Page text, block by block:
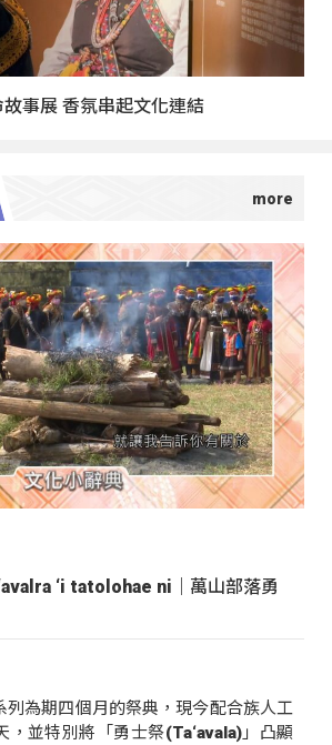
事展 香氛串起文化連結
‘i tatolohae ni｜萬山部落勇
列為期四個月的祭典，現今配合族人工
，並特別將「勇士祭(Ta‘avala)」凸顯